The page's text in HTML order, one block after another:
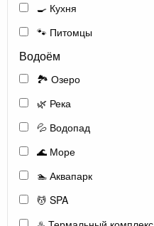
🍳 Кухня
🐾 Питомцы
Водоём
🏞️ Озеро
🌿 Река
💦 Водопад
🌊 Море
🏊 Аквапарк
💆 SPA